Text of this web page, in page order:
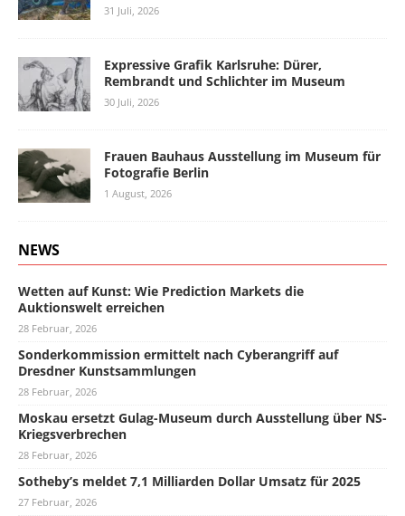
31 Juli, 2026
Expressive Grafik Karlsruhe: Dürer,
Rembrandt und Schlichter im Museum
30 Juli, 2026
Frauen Bauhaus Ausstellung im Museum für
Fotografie Berlin
1 August, 2026
NEWS
Wetten auf Kunst: Wie Prediction Markets die
Auktionswelt erreichen
28 Februar, 2026
Sonderkommission ermittelt nach Cyberangriff auf
Dresdner Kunstsammlungen
28 Februar, 2026
Moskau ersetzt Gulag-Museum durch Ausstellung über NS-
Kriegsverbrechen
28 Februar, 2026
Sotheby’s meldet 7,1 Milliarden Dollar Umsatz für 2025
27 Februar, 2026